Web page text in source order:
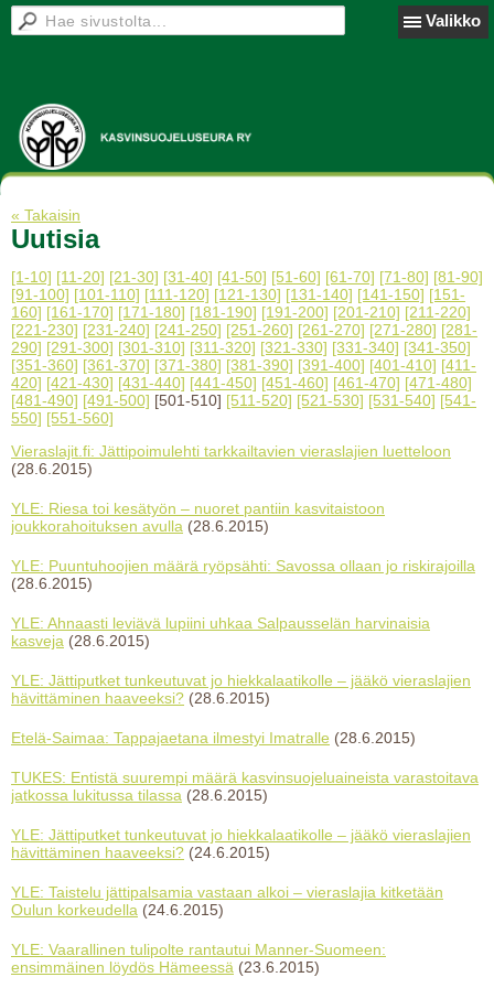
Valikko
« Takaisin
Uutisia
[1-10] [11-20] [21-30] [31-40] [41-50] [51-60] [61-70] [71-80] [81-90]
[91-100] [101-110] [111-120] [121-130] [131-140] [141-150] [151-
160] [161-170] [171-180] [181-190] [191-200] [201-210] [211-220]
[221-230] [231-240] [241-250] [251-260] [261-270] [271-280] [281-
290] [291-300] [301-310] [311-320] [321-330] [331-340] [341-350]
[351-360] [361-370] [371-380] [381-390] [391-400] [401-410] [411-
420] [421-430] [431-440] [441-450] [451-460] [461-470] [471-480]
[481-490] [491-500] [501-510] [511-520] [521-530] [531-540] [541-
550] [551-560]
Vieraslajit.fi: Jättipoimulehti tarkkailtavien vieraslajien luetteloon
(28.6.2015)
YLE: Riesa toi kesätyön – nuoret pantiin kasvitaistoon
joukkorahoituksen avulla (28.6.2015)
YLE: Puuntuhoojien määrä ryöpsähti: Savossa ollaan jo riskirajoilla
(28.6.2015)
YLE: Ahnaasti leviävä lupiini uhkaa Salpausselän harvinaisia
kasveja (28.6.2015)
YLE: Jättiputket tunkeutuvat jo hiekkalaatikolle – jääkö vieraslajien
hävittäminen haaveeksi? (28.6.2015)
Etelä-Saimaa: Tappajaetana ilmestyi Imatralle (28.6.2015)
TUKES: Entistä suurempi määrä kasvinsuojeluaineista varastoitava
jatkossa lukitussa tilassa (28.6.2015)
YLE: Jättiputket tunkeutuvat jo hiekkalaatikolle – jääkö vieraslajien
hävittäminen haaveeksi? (24.6.2015)
YLE: Taistelu jättipalsamia vastaan alkoi – vieraslajia kitketään
Oulun korkeudella (24.6.2015)
YLE: Vaarallinen tulipolte rantautui Manner-Suomeen:
ensimmäinen löydös Hämeessä (23.6.2015)